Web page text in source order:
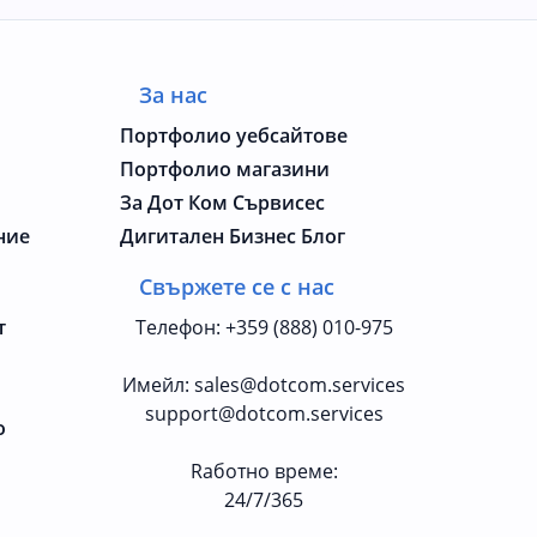
За нас
Портфолио уебсайтове
Портфолио магазини
За Дот Ком Сървисес
Дигитален Бизнес Блог
Свържете се с нас
Телефон: +359 (888) 010-975
Имейл: sales@dotcom.services
support@dotcom.services
Rаботно време:
24/7/365